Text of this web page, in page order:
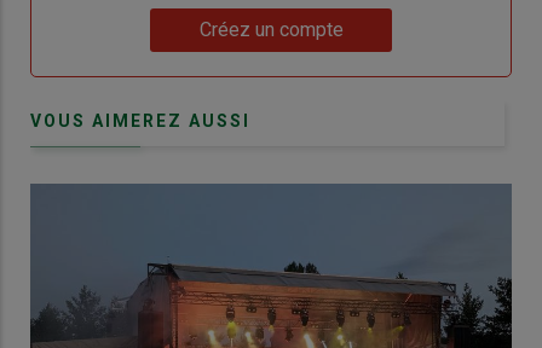
Créez un compte
VOUS AIMEREZ AUSSI